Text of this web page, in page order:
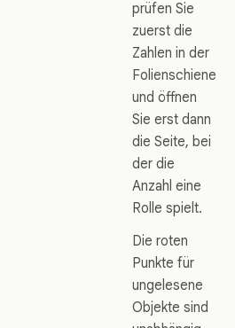
prüfen Sie
zuerst die
Zahlen in der
Folienschiene
und öffnen
Sie erst dann
die Seite, bei
der die
Anzahl eine
Rolle spielt.
Die roten
Punkte für
ungelesene
Objekte sind